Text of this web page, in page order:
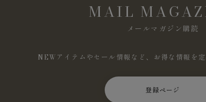
MAIL
メールマガジン購読
NEWアイテムやセール情報など、お得な情報を定
登録ページ